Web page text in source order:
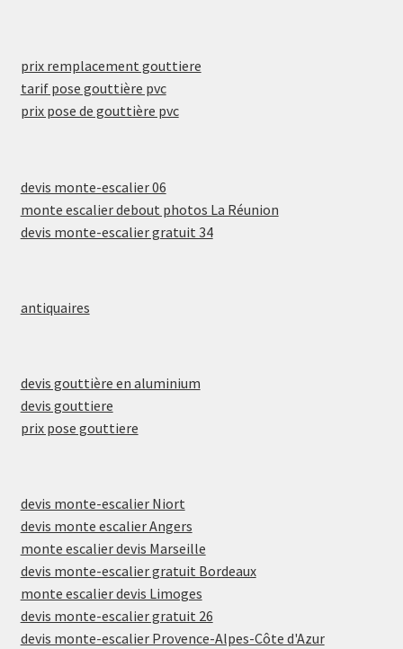
prix remplacement gouttiere
tarif pose gouttière pvc
prix pose de gouttière pvc
devis monte-escalier 06
monte escalier debout photos La Réunion
devis monte-escalier gratuit 34
antiquaires
devis gouttière en aluminium
devis gouttiere
prix pose gouttiere
devis monte-escalier Niort
devis monte escalier Angers
monte escalier devis Marseille
devis monte-escalier gratuit Bordeaux
monte escalier devis Limoges
devis monte-escalier gratuit 26
devis monte-escalier Provence-Alpes-Côte d'Azur